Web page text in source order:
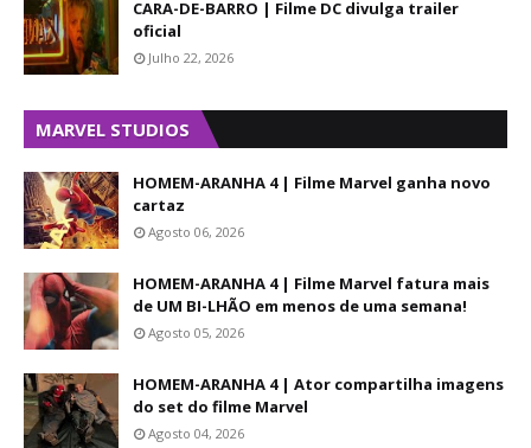
CARA-DE-BARRO | Filme DC divulga trailer
oficial
Julho 22, 2026
MARVEL STUDIOS
HOMEM-ARANHA 4 | Filme Marvel ganha novo
cartaz
Agosto 06, 2026
HOMEM-ARANHA 4 | Filme Marvel fatura mais
de UM BI-LHÃO em menos de uma semana!
Agosto 05, 2026
HOMEM-ARANHA 4 | Ator compartilha imagens
do set do filme Marvel
Agosto 04, 2026